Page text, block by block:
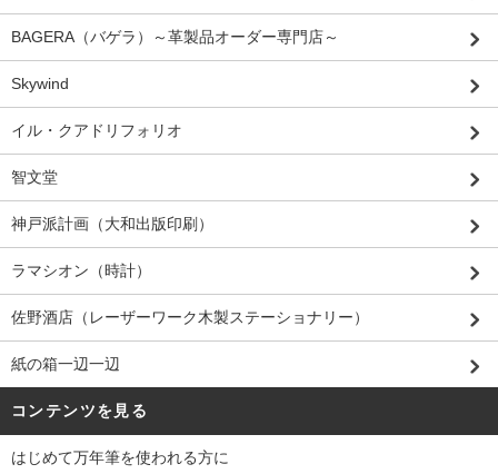
BAGERA（バゲラ）～革製品オーダー専門店～
Skywind
イル・クアドリフォリオ
智文堂
神戸派計画（大和出版印刷）
ラマシオン（時計）
佐野酒店（レーザーワーク木製ステーショナリー）
紙の箱一辺一辺
コンテンツを見る
はじめて万年筆を使われる方に